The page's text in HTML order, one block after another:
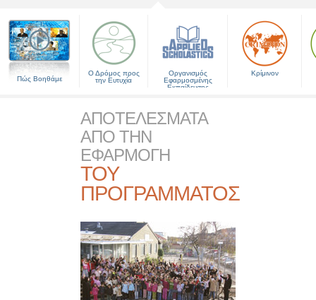
Πώς Βοηθάμε
Ο Δρόμος προς
την Ευτυχία
Οργανισμός
Εφαρμοσμένης
Εκπαίδευσης
Κρίμινον
ΑΠΟΤΕΛΕΣΜΑΤΑ
ΑΠΟ ΤΗΝ
ΕΦΑΡΜΟΓΗ
ΤΟΥ
ΠΡΟΓΡΑΜΜΑΤΟΣ